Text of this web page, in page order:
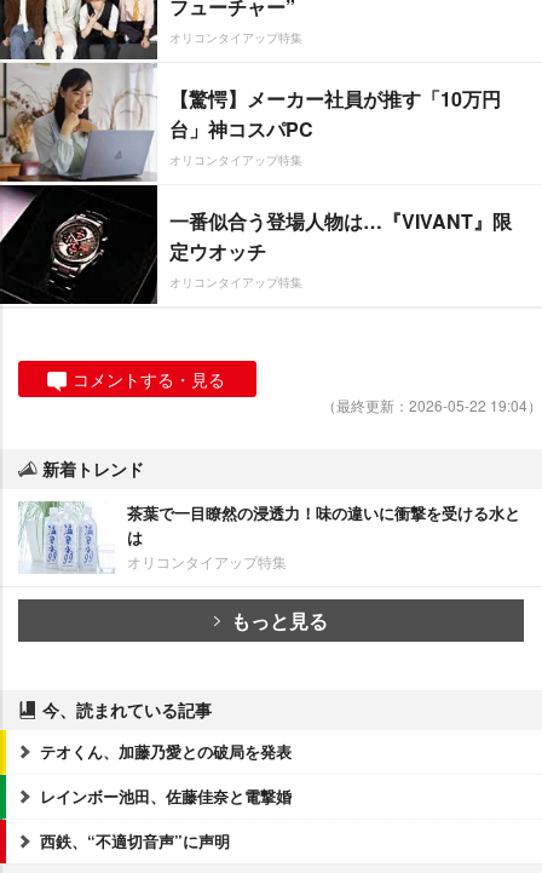
フューチャー”
オリコンタイアップ特集
【驚愕】メーカー社員が推す「10万円
台」神コスパPC
オリコンタイアップ特集
一番似合う登場人物は…『VIVANT』限
定ウオッチ
オリコンタイアップ特集
コメントする・見る
（最終更新：2026-05-22 19:04）
新着トレンド
茶葉で一目瞭然の浸透力！味の違いに衝撃を受ける水と
は
オリコンタイアップ特集
もっと見る
今、読まれている記事
テオくん、加藤乃愛との破局を発表
レインボー池田、佐藤佳奈と電撃婚
西鉄、“不適切音声”に声明